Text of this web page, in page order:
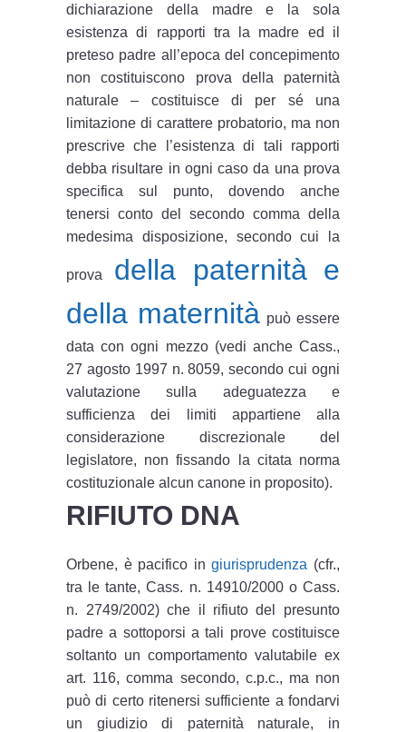
dichiarazione della madre e la sola
esistenza di rapporti tra la madre ed il
preteso padre all’epoca del concepimento
non costituiscono prova della paternità
naturale – costituisce di per sé una
limitazione di carattere probatorio, ma non
prescrive che l’esistenza di tali rapporti
debba risultare in ogni caso da una prova
specifica sul punto, dovendo anche
tenersi conto del secondo comma della
medesima disposizione, secondo cui la
prova della paternità e
della maternità può essere
data con ogni mezzo (vedi anche Cass.,
27 agosto 1997 n. 8059, secondo cui ogni
valutazione sulla adeguatezza e
sufficienza dei limiti appartiene alla
considerazione discrezionale del
legislatore, non fissando la citata norma
costituzionale alcun canone in proposito).
RIFIUTO DNA
Orbene, è pacifico in giurisprudenza (cfr.,
tra le tante, Cass. n. 14910/2000 o Cass.
n. 2749/2002) che il rifiuto del presunto
padre a sottoporsi a tali prove costituisce
soltanto un comportamento valutabile ex
art. 116, comma secondo, c.p.c., ma non
può di certo ritenersi sufficiente a fondarvi
un giudizio di paternità naturale, in